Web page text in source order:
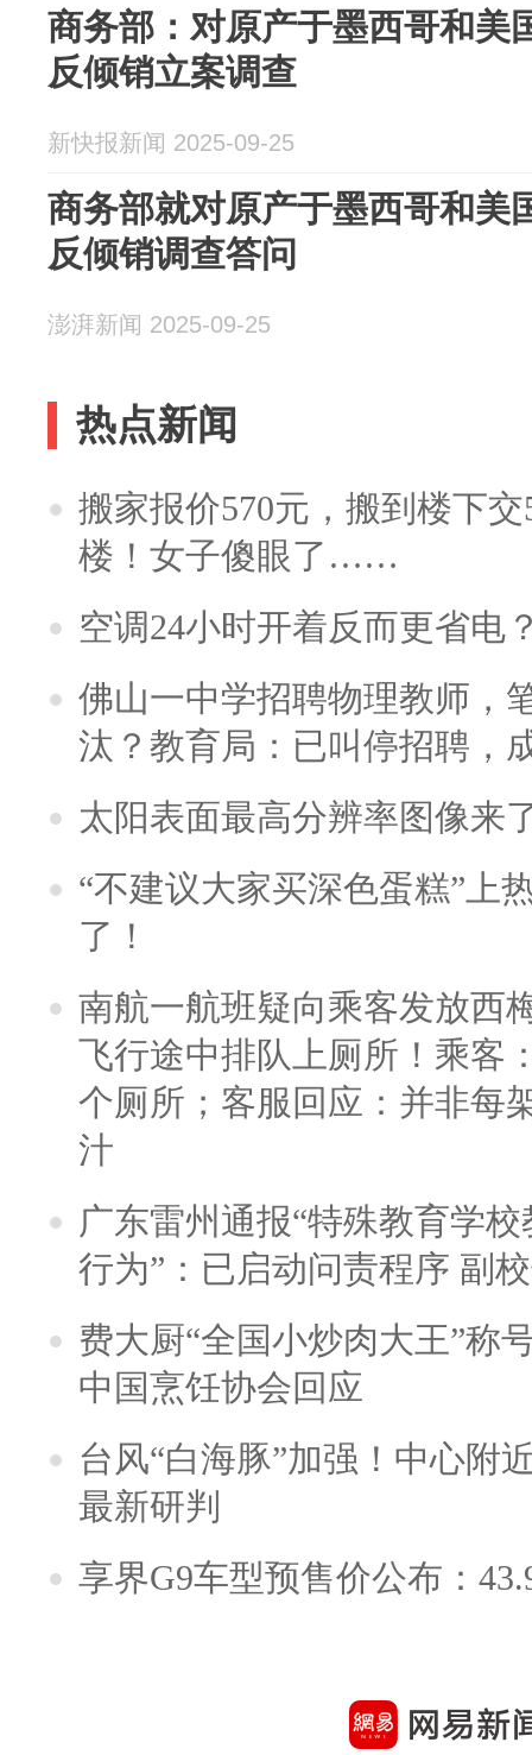
商务部：对原产于墨西哥和美
反倾销立案调查
新快报新闻 2025-09-25
商务部就对原产于墨西哥和美
反倾销调查答问
澎湃新闻 2025-09-25
热点新闻
搬家报价570元，搬到楼下
楼！女子傻眼了……
空调24小时开着反而更省电
佛山一中学招聘物理教师，
汰？教育局：已叫停招聘，
太阳表面最高分辨率图像来
“不建议大家买深色蛋糕”上
了！
南航一航班疑向乘客发放西
飞行途中排队上厕所！乘客
个厕所；客服回应：并非每
汁
广东雷州通报“特殊教育学
行为”：已启动问责程序 副
费大厨“全国小炒肉大王”称
中国烹饪协会回应
台风“白海豚”加强！中心附
最新研判
享界G9车型预售价公布：